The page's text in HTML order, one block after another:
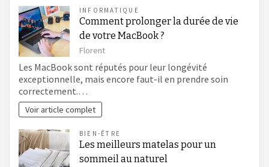
INFORMATIQUE
Comment prolonger la durée de vie
de votre MacBook ?
Florent
Les MacBook sont réputés pour leur longévité
exceptionnelle, mais encore faut-il en prendre soin
correctement.…
Voir article complet
BIEN-ÊTRE
Les meilleurs matelas pour un
sommeil au naturel